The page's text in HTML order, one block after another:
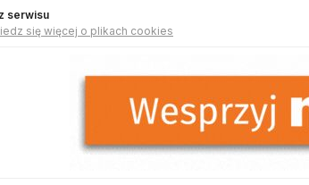
serwisu
się więcej o plikach cookies